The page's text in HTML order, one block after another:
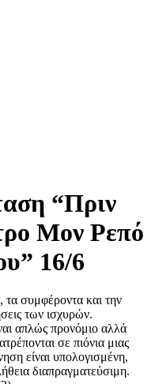
“Πριν
Μον Ρεπό
16/6
τα συμφέροντα και την
των ισχυρών.
απλώς προνόμιο αλλά
σε πιόνια μιας
είναι υπολογισμένη,
διαπραγματεύσιμη.